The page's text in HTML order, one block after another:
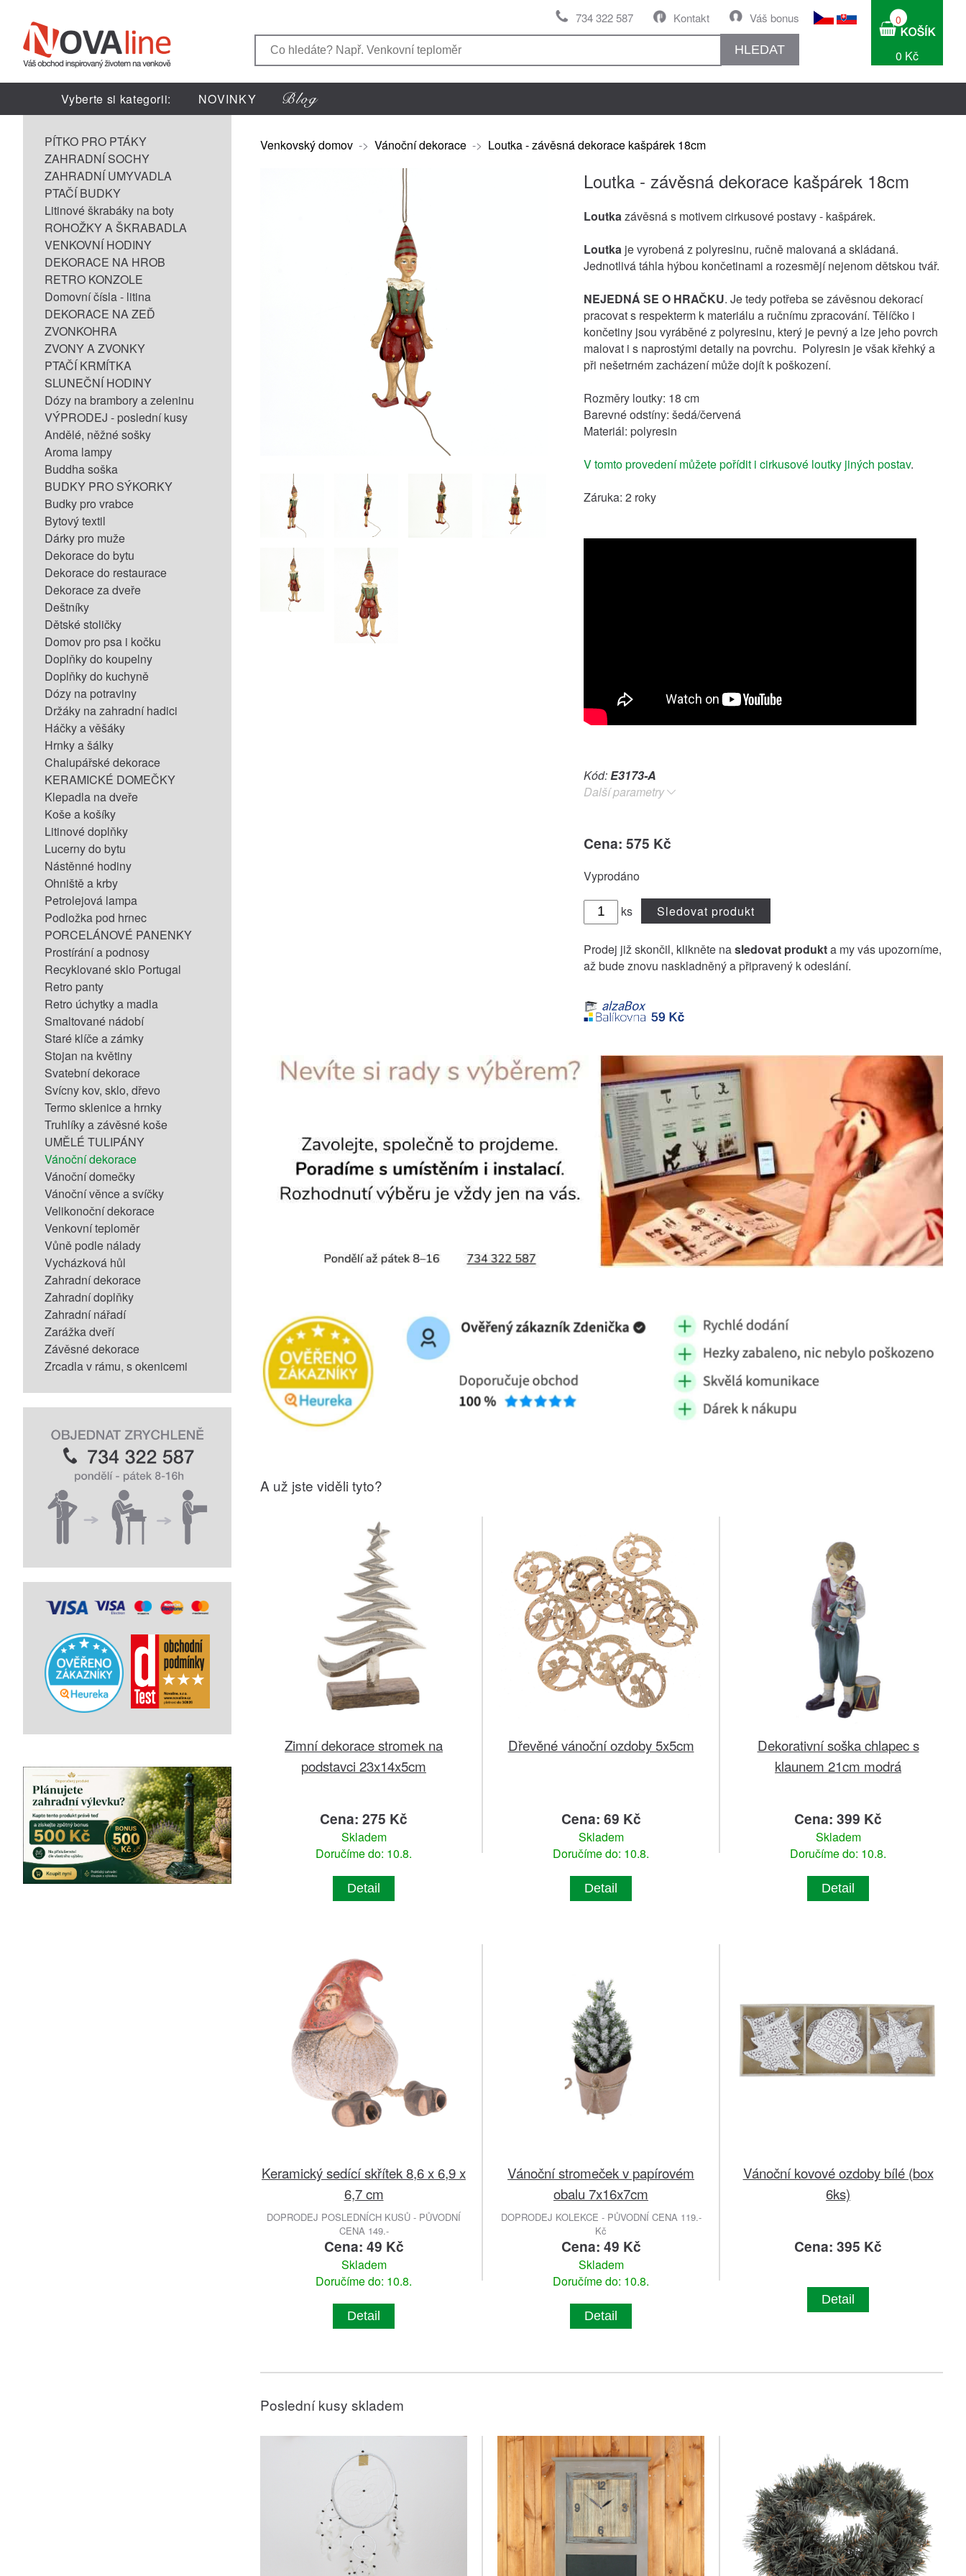
Váš bonus
Kontakt
734 322 587
HLEDAT
0
0 Kč
Vyberte si kategorii: NOVINKY
PÍTKO PRO PTÁKY
ZAHRADNÍ SOCHY
ZAHRADNÍ UMYVADLA
PTAČÍ BUDKY
Litinové škrabáky na boty
ROHOŽKY A ŠKRABADLA
VENKOVNÍ HODINY
DEKORACE NA HROB
RETRO KONZOLE
Domovní čísla - litina
DEKORACE NA ZEĎ
ZVONKOHRA
ZVONY A ZVONKY
PTAČÍ KRMÍTKA
SLUNEČNÍ HODINY
Dózy na brambory a zeleninu
VÝPRODEJ - poslední kusy
Andělé, něžné sošky
Aroma lampy
Buddha soška
BUDKY PRO SÝKORKY
Budky pro vrabce
Bytový textil
Dárky pro muže
Dekorace do bytu
Dekorace do restaurace
Dekorace za dveře
Deštníky
Dětské stoličky
Domov pro psa i kočku
Doplňky do koupelny
Doplňky do kuchyně
Dózy na potraviny
Držáky na zahradní hadici
Háčky a věšáky
Hrnky a šálky
Chalupářské dekorace
KERAMICKÉ DOMEČKY
Klepadla na dveře
Koše a košíky
Litinové doplňky
Lucerny do bytu
Nástěnné hodiny
Ohniště a krby
Petrolejová lampa
Podložka pod hrnec
PORCELÁNOVÉ PANENKY
Prostírání a podnosy
Recyklované sklo Portugal
Retro panty
Retro úchytky a madla
Smaltované nádobí
Staré klíče a zámky
Stojan na květiny
Svatební dekorace
Svícny kov, sklo, dřevo
Termo sklenice a hrnky
Truhlíky a závěsné koše
UMĚLÉ TULIPÁNY
Vánoční dekorace
Vánoční domečky
Vánoční věnce a svíčky
Velikonoční dekorace
Venkovní teploměr
Vůně podle nálady
Vycházková hůl
Zahradní dekorace
Zahradní doplňky
Zahradní nářadí
Zarážka dveří
Závěsné dekorace
Zrcadla v rámu, s okenicemi
Venkovský domov -> Vánoční dekorace -> Loutka - závěsná dekorace kašpárek 18cm
Loutka - závěsná dekorace kašpárek 18cm
Loutkazávěsná s motivem cirkusové postavy - kašpárek.
Loutka je vyrobená z polyresinu, ručně malovaná a skládaná.
Jednotlivá táhla hýbou končetinami a rozesmějí nejenom dětskou tvář.
NEJEDNÁ SE O HRAČKU. Je tedy potřeba se závěsnou dekorací
pracovat s respekterm k materiálu a ručnímu zpracování. Tělíčko i
končetiny jsou vyráběné z polyresinu, který je pevný a lze jeho povrch
malovat i s naprostými detaily na povrchu. Polyresin je však křehký a
při nešetrném zacházení může dojít k poškození.
Rozměry loutky: 18 cm
Barevné odstíny: šedá/červená
Materiál: polyresin
V tomto provedení můžete pořídit i cirkusové loutky jiných postav.
Záruka: 2 roky
Kód:E3173-A
Další parametry
Cena: 575 Kč
Vyprodáno
ks Sledovat produkt
Prodej již skončil, klikněte nasledovat produkta my vás upozorníme,
až bude znovu naskladněný a připravený k odeslání.
A už jste viděli tyto?
Zimní dekorace stromek na
podstavci 23x14x5cm
Cena: 275 Kč
Skladem
Doručíme do: 10.8.
Detail
Dřevěné vánoční ozdoby 5x5cm
Cena: 69 Kč
Skladem
Doručíme do: 10.8.
Detail
Dekorativní soška chlapec s
klaunem 21cm modrá
Cena: 399 Kč
Skladem
Doručíme do: 10.8.
Detail
Keramický sedící skřítek 8,6 x 6,9 x
6,7 cm
DOPRODEJ POSLEDNÍCH KUSŮ - PŮVODNÍ
CENA 149.-
Cena: 49 Kč
Skladem
Doručíme do: 10.8.
Detail
Vánoční stromeček v papírovém
obalu 7x16x7cm
DOPRODEJ KOLEKCE - PŮVODNÍ CENA 119.-
Kč
Cena: 49 Kč
Skladem
Doručíme do: 10.8.
Detail
Vánoční kovové ozdoby bílé (box
6ks)
Cena: 395 Kč
Detail
Poslední kusy skladem